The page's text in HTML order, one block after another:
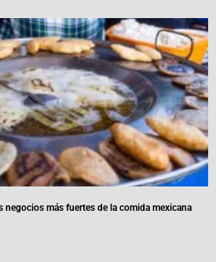
negocios más fuertes de la comida mexicana